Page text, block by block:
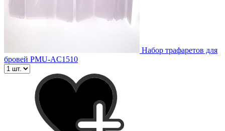
Набор трафаретов для
бровей PMU-AC1510